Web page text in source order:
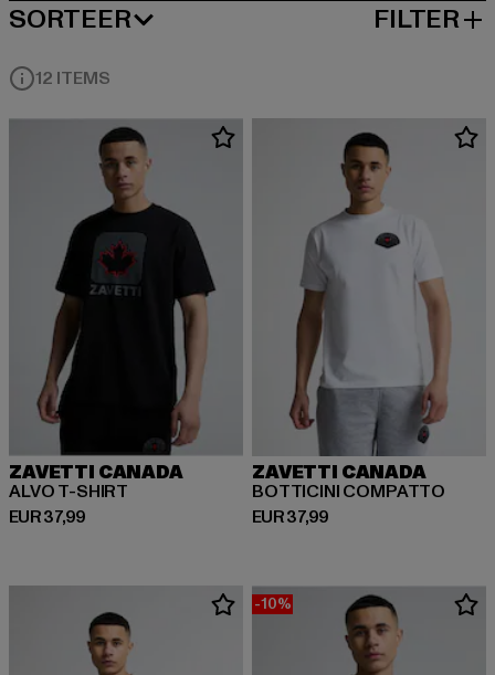
SORTEER
MEEST POPULAIRE FILTER
12 ITEMS
ZAVETTI CANADA
ALVO T-SHIRT
EUR 37,99
Huidige prijs: EUR 37,99
ZAVETTI CANADA
BOTTICINI COMPATTO
EUR 37,99
Huidige prijs: EUR 37,99
-10%